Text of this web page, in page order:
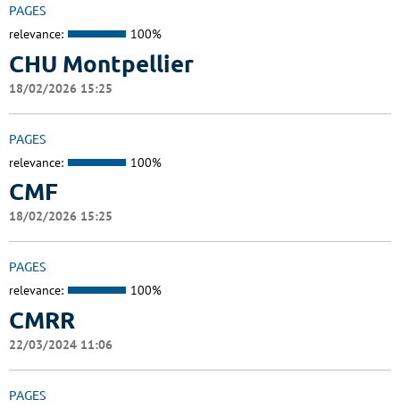
PAGES
relevance: 100%
CHU Montpellier
18/02/2026 15:25
PAGES
relevance: 100%
CMF
18/02/2026 15:25
PAGES
relevance: 100%
CMRR
22/03/2024 11:06
PAGES